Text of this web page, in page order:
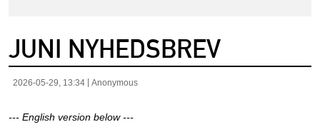
JUNI NYHEDSBREV
2026-05-29, 13:34 Anonymous
--- English version below ---